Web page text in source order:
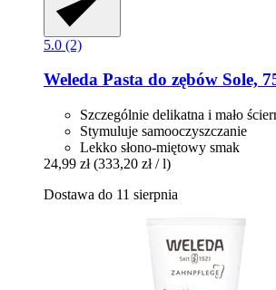
5.0 (2)
Weleda Pasta do zębów Sole,
Szczególnie delikatna i mało
Stymuluje samooczyszczanie
Lekko słono-miętowy smak
24,99 zł (333,20 zł / l)
Dostawa do 11 sierpnia